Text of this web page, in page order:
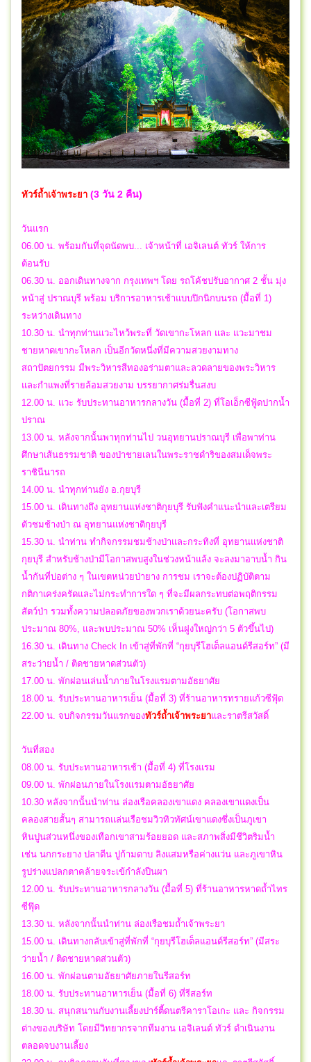
ทัวร์ถ้ำเจ้าพระยา (3 วัน 2 คืน)
วันแรก
06.00 น. พร้อมกันที่จุดนัดพบ... เจ้าหน้าที่ เอจิเลนต์ ทัวร์ ให้การ
ต้อนรับ
06.30 น. ออกเดินทางจาก กรุงเทพฯ โดย รถโค้ชปรับอากาศ 2 ชั้น มุ่ง
หน้าสู่ ปราณบุรี พร้อม บริการอาหารเช้าแบบปิกนิกบนรถ (มื้อที่ 1)
ระหว่างเดินทาง
10.30 น. นำทุกท่านแวะไหว้พระที่ วัดเขากะโหลก และ แวะมาชม
ชายหาดเขากะโหลก เป็นอีกวัดหนึ่งที่มีความสวยงามทาง
สถาปัตยกรรม มีพระวิหารสีทองอร่ามตาและลวดลายของพระวิหาร
และกำแพงที่รายล้อมสวยงาม บรรยากาศร่มรื่นสงบ
12.00 น. แวะ รับประทานอาหารกลางวัน (มื้อที่ 2) ที่โอเอ็กซีฟู้ดปากน้ำ
ปราณ
13.00 น. หลังจากนั้นพาทุกท่านไป วนอุทยานปราณบุรี เพื่อพาท่าน
ศึกษาเส้นธรรมชาติ ของป่าชายเลนในพระราชดำริของสมเด็จพระ
ราชินีนารถ
14.00 น. นำทุกท่านยัง อ.กุยบุรี
15.00 น. เดินทางถึง อุทยานแห่งชาติกุยบุรี รับฟังคำแนะนำและเตรียม
ตัวชมช้างป่า ณ อุทยานแห่งชาติกุยบุรี
15.30 น. นำท่าน ทำกิจกรรมชมช้างป่าและกระทิงที่ อุทยานแห่งชาติ
กุยบุรี สำหรับช้างป่ามีโอกาสพบสูงในช่วงหน้าแล้ง จะลงมาอาบน้ำ กิน
น้ำกันที่บ่อต่าง ๆ ในเขตหน่วยป่ายาง การชม เราจะต้องปฏิบัติตาม
กติกาเคร่งครัดและไม่กระทำการใด ๆ ที่จะมีผลกระทบต่อพฤติกรรม
สัตว์ป่า รวมทั้งความปลอดภัยของพวกเราด้วยนะครับ (โอกาสพบ
ประมาณ 80%, และพบประมาณ 50% เห็นฝูงใหญ่กว่า 5 ตัวขึ้นไป)
16.30 น. เดินทาง Check In เข้าสู่ที่พักที่ “กุยบุรีโฮเต็ลแอนด์รีสอร์ท” (มี
สระว่ายน้ำ / ติดชายหาดส่วนตัว)
17.00 น. พักผ่อนเล่นน้ำภายในโรงแรมตามอัธยาศัย
18.00 น. รับประทานอาหารเย็น (มื้อที่ 3) ที่ร้านอาหารทรายแก้วซีฟุ้ด
22.00 น. จบกิจกรรมวันแรกของทัวร์ถ้ำเจ้าพระยาและราตรีสวัสดิ์
วันที่สอง
08.00 น. รับประทานอาหารเช้า (มื้อที่ 4) ที่โรงแรม
09.00 น. พักผ่อนภายในโรงแรมตามอัธยาศัย
10.30 หลังจากนั้นนำท่าน ล่องเรือคลองเขาแดง คลองเขาแดงเป็น
คลองสายสั้นๆ สามารถแล่นเรือชมวิวทิวทัศน์เขาแดงซึ่งเป็นภูเขา
หินปูนส่วนหนึ่งของเทือกเขาสามร้อยยอด และสภาพสิ่งมีชีวิตริมน้ำ
เช่น นกกระยาง ปลาตีน ปูก้ามดาบ ลิงแสมหรือค่างแว่น และภูเขาหิน
รูปร่างแปลกตาคล้ายจระเข้กำลังปีนผา
12.00 น. รับประทานอาหารกลางวัน (มื้อที่ 5) ที่ร้านอาหารหาดถ้ำไทร
ซีฟุ๊ด
13.30 น. หลังจากนั้นนำท่าน ล่องเรือชมถ้ำเจ้าพระยา
15.00 น. เดินทางกลับเข้าสู่ที่พักที่ “กุยบุรีโฮเต็ลแอนด์รีสอร์ท” (มีสระ
ว่ายน้ำ / ติดชายหาดส่วนตัว)
16.00 น. พักผ่อนตามอัธยาศัยภายในรีสอร์ท
18.00 น. รับประทานอาหารเย็น (มื้อที่ 6) ที่รีสอร์ท
18.30 น. สนุกสนานกับงานเลี้ยงปาร์ตี้ดนตรีคาราโอเกะ และ กิจกรรม
ต่างของบริษัท โดยมีวิทยากรจากทีมงาน เอจิเลนต์ ทัวร์ ดำเนินงาน
ตลอดจบงานเลี้ยง